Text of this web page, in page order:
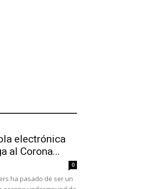
electrónica
al Corona...
0
ha pasado de ser un